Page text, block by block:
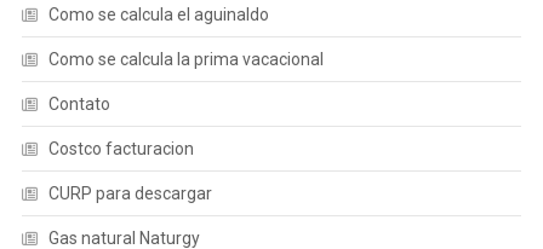
Como se calcula el aguinaldo
Como se calcula la prima vacacional
Contato
Costco facturacion
CURP para descargar
Gas natural Naturgy